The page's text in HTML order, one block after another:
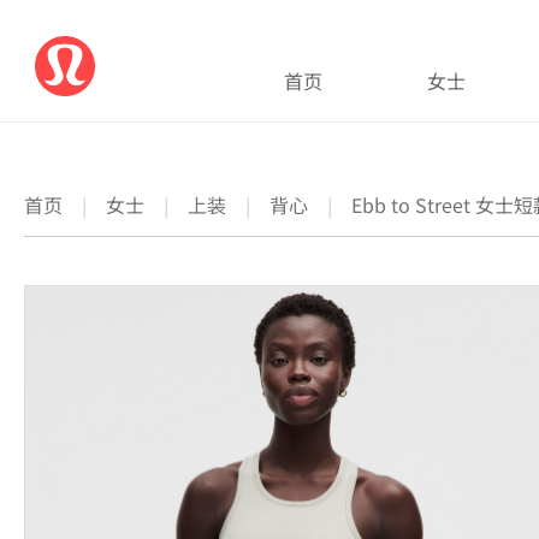
首页 女士
首页 | 女士 | 上装 | 背心 | Ebb to Street 女士短